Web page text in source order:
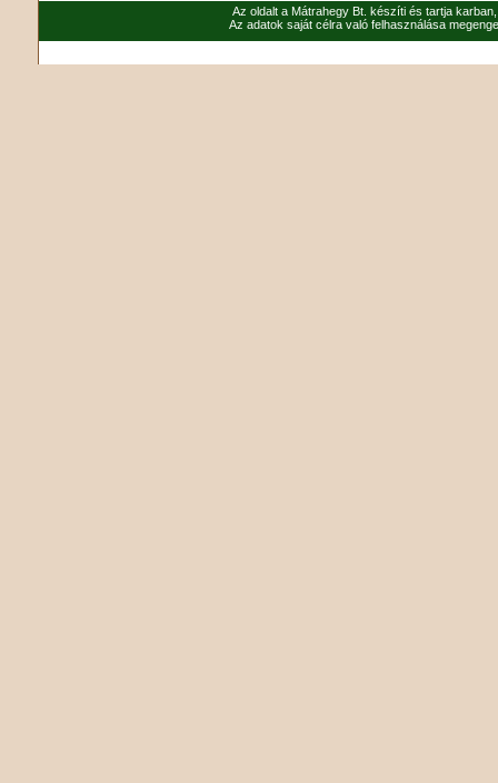
Az oldalt a Mátrahegy Bt. készíti és tartja
Az adatok saját célra való felhasználása